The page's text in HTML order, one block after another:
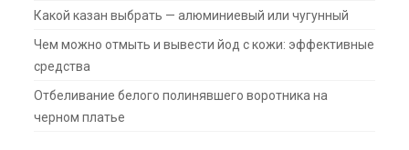
Какой казан выбрать — алюминиевый или чугунный
Чем можно отмыть и вывести йод с кожи: эффективные
средства
Отбеливание белого полинявшего воротника на
черном платье